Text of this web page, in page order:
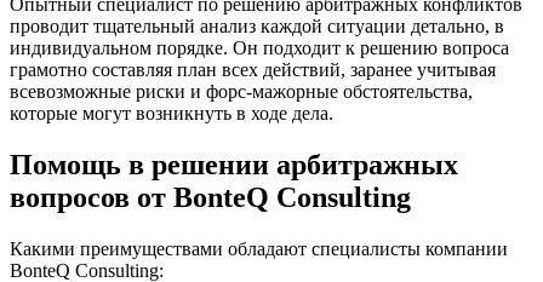
проводит тщательный анализ каждой ситуации детально, в
индивидуальном порядке. Он подходит к решению вопроса
грамотно составляя план всех действий, заранее учитывая
всевозможные риски и форс-мажорные обстоятельства,
которые могут возникнуть в ходе дела.
Помощь в решении арбитражных
вопросов от BonteQ Consulting
Какими преимуществами обладают специалисты компании
BonteQ Consulting: